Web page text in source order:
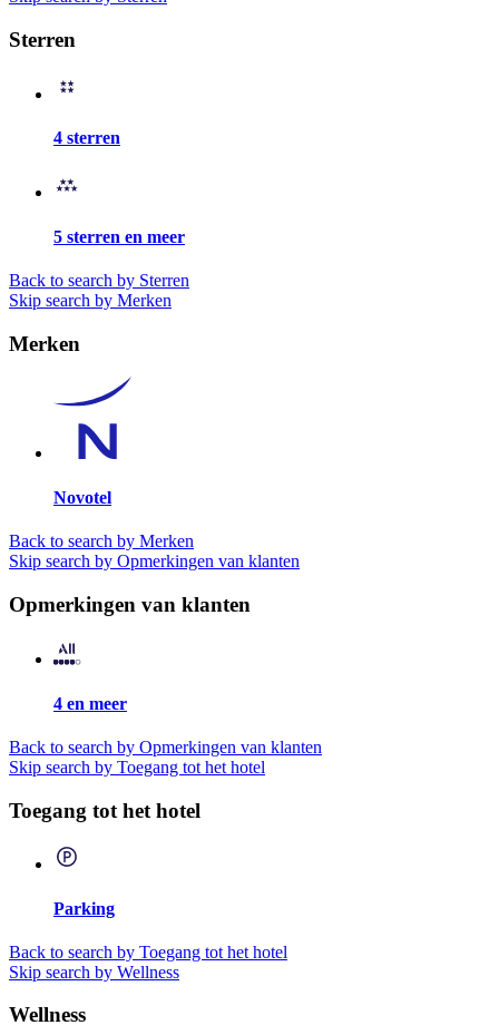
Sterren
4 sterren
5 sterren en meer
Back to search by Sterren
Skip search by Merken
Merken
Novotel
Back to search by Merken
Skip search by Opmerkingen van klanten
Opmerkingen van klanten
4 en meer
Back to search by Opmerkingen van klanten
Skip search by Toegang tot het hotel
Toegang tot het hotel
Parking
Back to search by Toegang tot het hotel
Skip search by Wellness
Wellness